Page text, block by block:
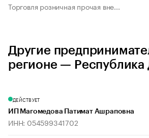
Торговля розничная прочая вне...
Другие
регионе — Республика
ДЕЙСТВУЕТ
ИП Магомедова Патимат Ашраповна
ИНН: 054599341702